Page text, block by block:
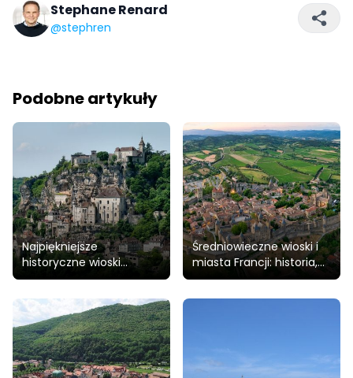
Stephane Renard
@stephren
Podobne artykuły
Najpiękniejsze
historyczne wioski
Francji: kamienie, uliczki i
powietrzu
Średniowieczne wioski i
miasta Francji: historia,
architektura, dziedzictwo